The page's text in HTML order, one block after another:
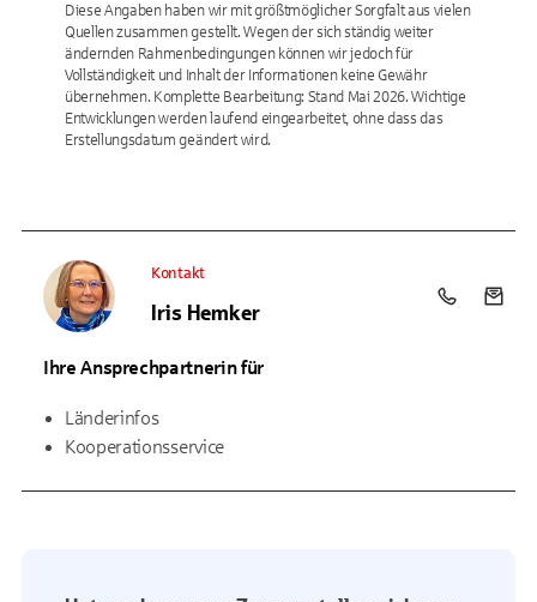
Diese Angaben haben wir mit größtmöglicher Sorgfalt aus vielen
Quellen zusammen gestellt. Wegen der sich ständig weiter
ändernden Rahmenbedingungen können wir jedoch für
Vollständigkeit und Inhalt der Informationen keine Gewähr
übernehmen. Komplette Bearbeitung: Stand Mai 2026. Wichtige
Entwicklungen werden laufend eingearbeitet, ohne dass das
Erstellungsdatum geändert wird.
Kontakt
Iris Hemker Telefon:
E-
Ihre Ansprechpartnerin für
Länderinfos
Kooperationsservice